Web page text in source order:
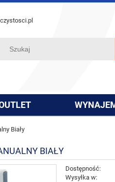
Biały
BIAŁY
Dostępność:
Wysyłka w: